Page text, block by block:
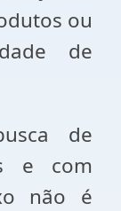
ou
de
de
e com
não é